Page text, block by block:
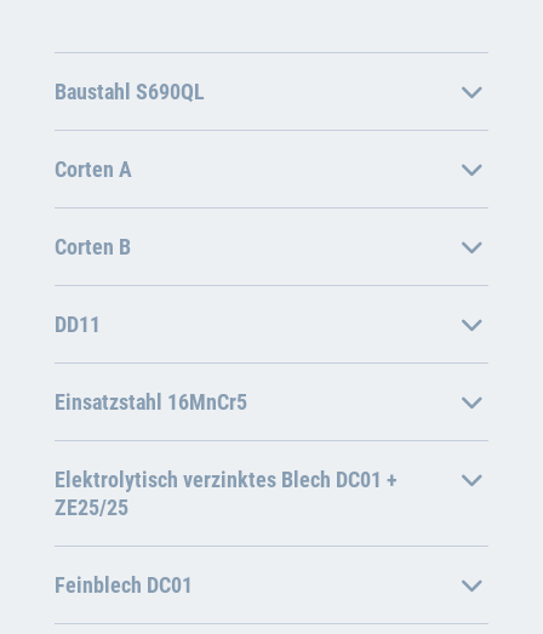
Baustahl S690QL
Corten A
Corten B
DD11
Einsatzstahl 16MnCr5
Elektrolytisch verzinktes Blech DC01 +
ZE25/25
Feinblech DC01